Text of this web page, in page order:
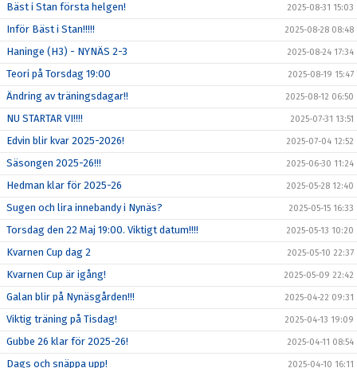
Bäst i Stan första helgen! 2025-08-31 15:03
Inför Bäst i Stan!!!!! 2025-08-28 08:48
Haninge (H3) - NYNÄS 2-3 2025-08-24 17:34
Teori på Torsdag 19:00 2025-08-19 15:47
Ändring av träningsdagar!! 2025-08-12 06:50
NU STARTAR VI!!!! 2025-07-31 13:51
Edvin blir kvar 2025-2026! 2025-07-04 12:52
Säsongen 2025-26!!! 2025-06-30 11:24
Hedman klar för 2025-26 2025-05-28 12:40
Sugen och lira innebandy i Nynäs? 2025-05-15 16:33
Torsdag den 22 Maj 19:00. Viktigt datum!!!! 2025-05-13 10:20
Kvarnen Cup dag 2 2025-05-10 22:37
Kvarnen Cup är igång! 2025-05-09 22:42
Galan blir på Nynäsgården!!! 2025-04-22 09:31
Viktig träning på Tisdag! 2025-04-13 19:09
Gubbe 26 klar för 2025-26! 2025-04-11 08:54
Dags och snäppa upp! 2025-04-10 16:11